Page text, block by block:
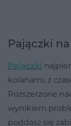
Pajączki
Pajączki
kolanami, z
Rozszerzone
wynikiem
poddasz się